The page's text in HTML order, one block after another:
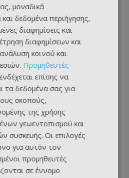
μοναδικά
δεδομένα περιήγησης,
διαφημίσεις και
διαφημίσεων και
κοινού και
Προμηθευτές
ενδέχεται επίσης να
τα δεδομένα σας για
σκοπούς,
της χρήσης
γεωεντοπισμού και
συσκευής. Οι επιλογές
για αυτόν τον
προμηθευτές
σε έννομο